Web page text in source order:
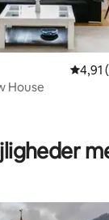
14
4,91
4,91
House